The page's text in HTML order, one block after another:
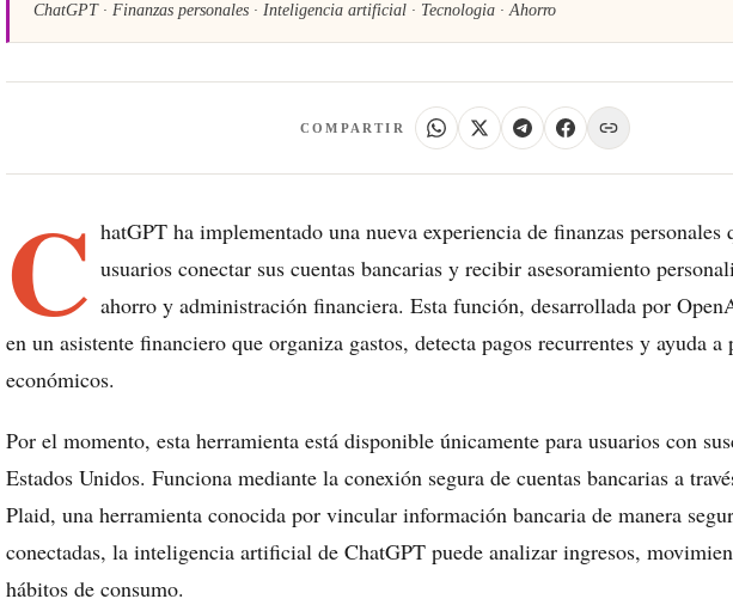
ChatGPT · Finanzas personales · Inteligencia artificial · Tecnologia · Ahorro
COMPARTIR
C hatGPT ha implementado una nueva experiencia de finanzas personales
usuarios conectar sus cuentas bancarias y recibir asesoramiento
ahorro y administración financiera. Esta función, desarrollada por
en un asistente financiero que organiza gastos, detecta pagos recurrentes y ayuda
económicos.
Por el momento, esta herramienta está disponible únicamente para usuarios con
Estados Unidos. Funciona mediante la conexión segura de cuentas bancarias a
Plaid, una herramienta conocida por vincular información bancaria de manera
conectadas, la inteligencia artificial de ChatGPT puede analizar ingresos,
hábitos de consumo.